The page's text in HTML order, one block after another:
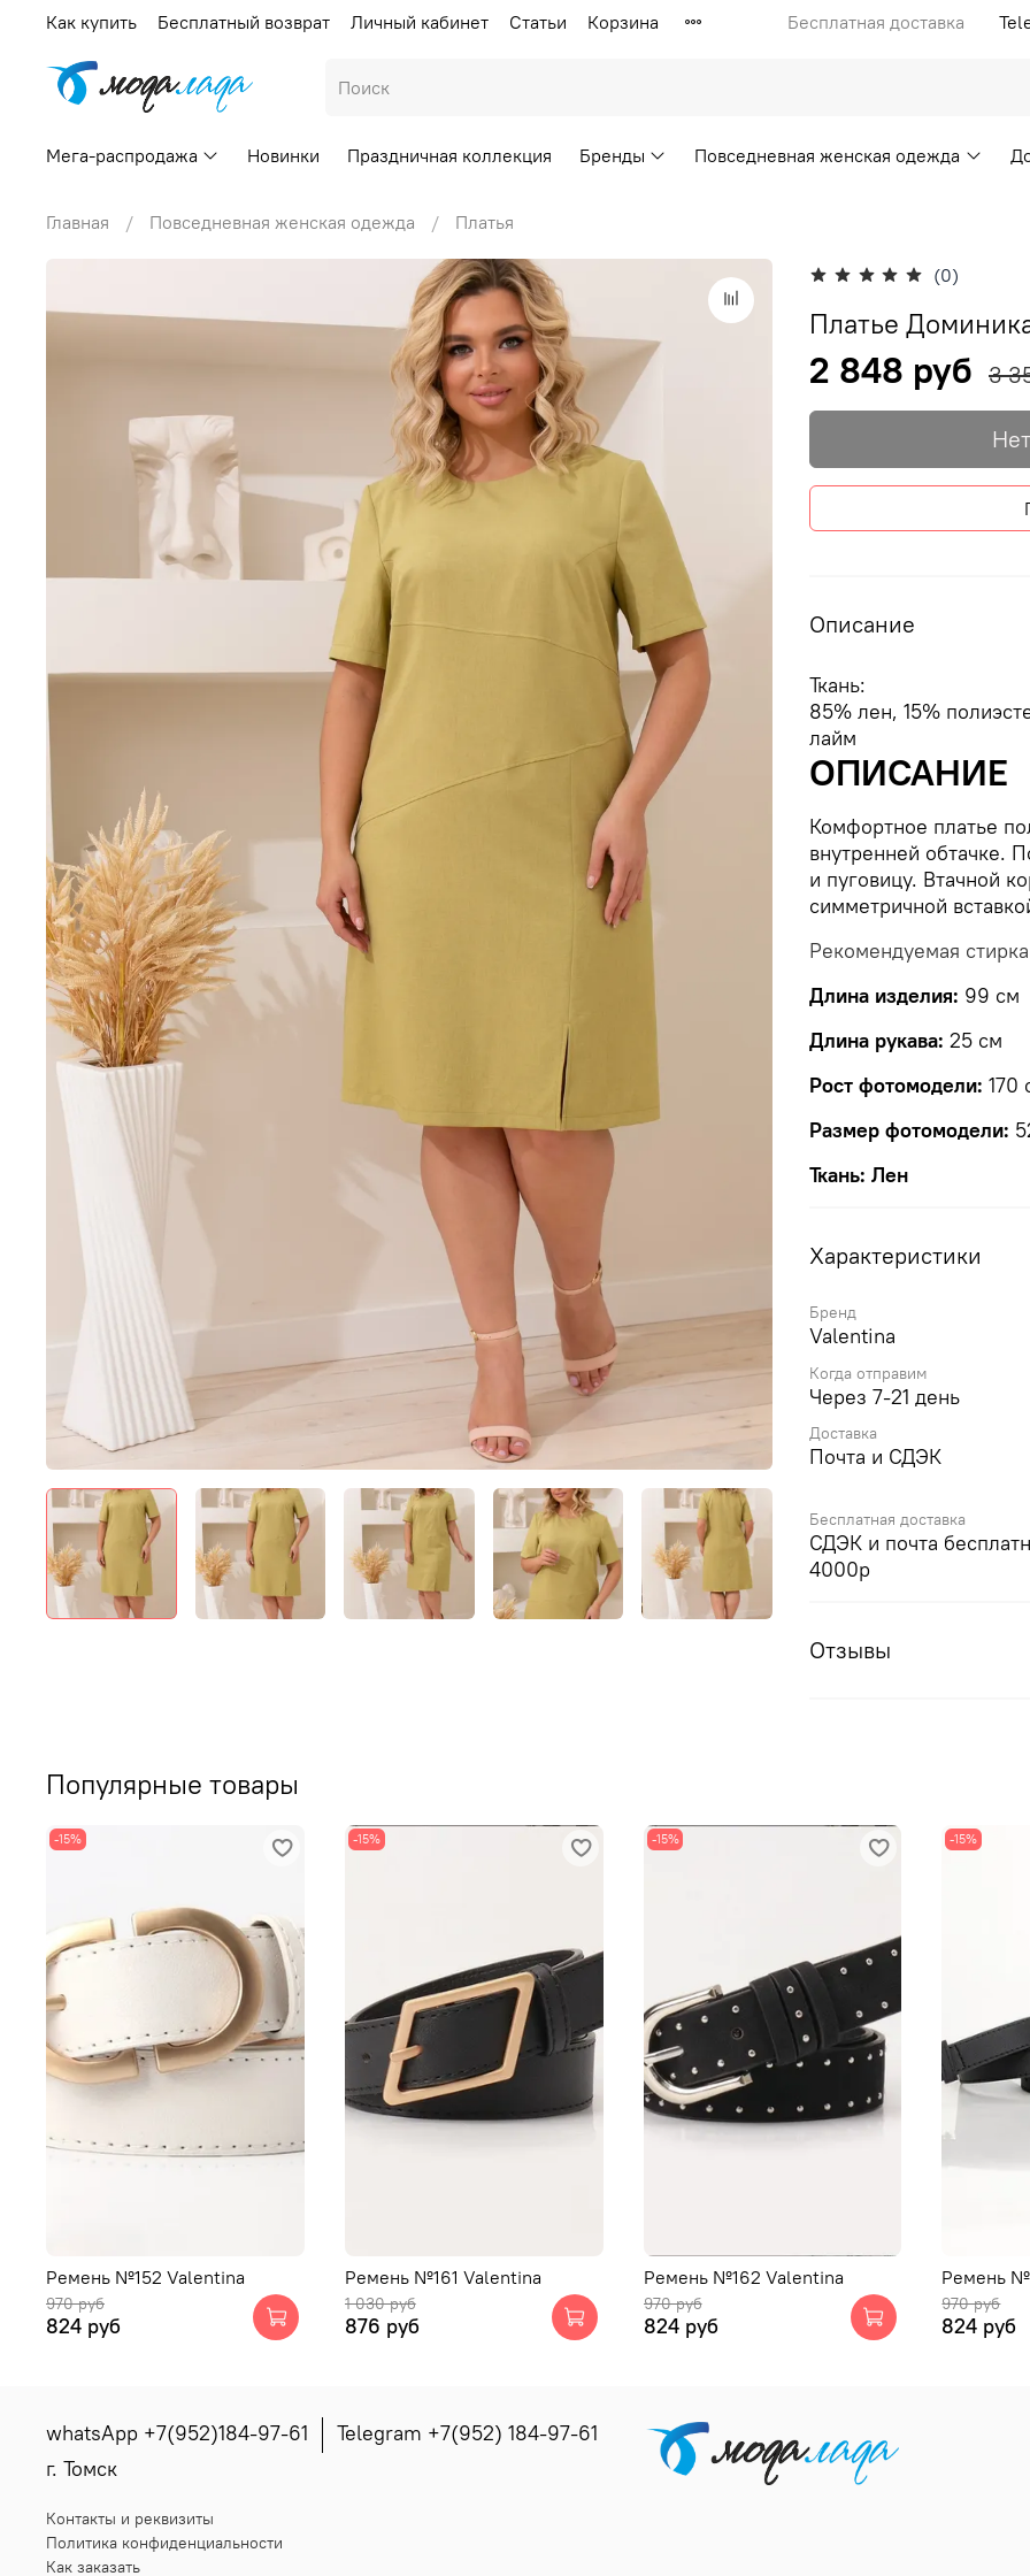
Как купить Бесплатный возврат Личный кабинет Статьи Корзина Бесплатная доставка
Мега-распродажа Новинки Праздничная коллекция Бренды Повседневная женская одежда
Главная Повседневная женская одежда Платья
(0)
Платье
2 848 руб 3
Описание
Ткань:
85% лен, 15%
лайм
ОПИСАНИЕ
Комфортное платье
внутренней обтачке.
и пуговицу. Втачной
симметричной
Рекомендуемая стирка
Длина изделия: 99 см
Длина рукава: 25 см
Рост фотомодели: 170
Размер фотомодели:
Ткань: Лен
Характеристики
Бренд
Valentina
Когда отправим
Через 7-21 день
Доставка
Почта и СДЭК
Бесплатная доставка
СДЭК и почта
4000р
Отзывы
Популярные товары
-15%
Ремень №152 Valentina
970 руб
824 руб
-15%
Ремень №161 Valentina
1 030 руб
876 руб
-15%
Ремень №162 Valentina
970 руб
824 руб
-15%
Ремень
970 руб
824 руб
whatsApp +7(952)184-97-61
Telegram +7(952) 184-97-61
г. Томск
Контакты и реквизиты
Политика конфиденциальности
Как заказать